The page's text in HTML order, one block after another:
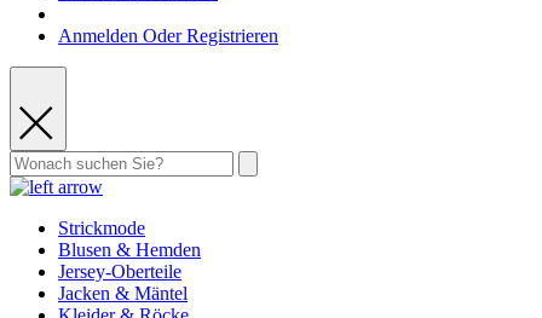
Anmelden Oder Registrieren
Strickmode
Blusen & Hemden
Jersey-Oberteile
Jacken & Mäntel